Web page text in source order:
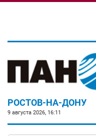
РОСТОВ-НА-ДОНУ
9 августа 2026, 16:11